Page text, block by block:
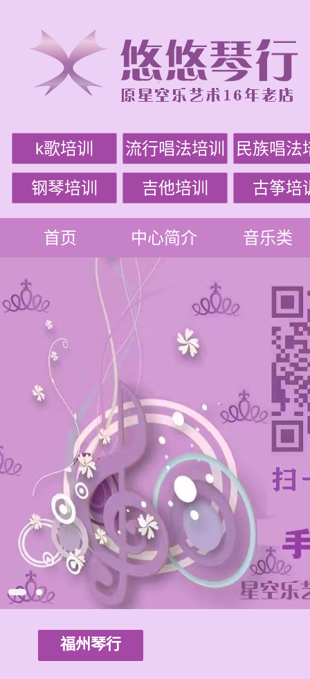
k歌培训 流行唱法培训 民族唱法
钢琴培训 吉他培训 古筝培
首页 中心简介 音乐类
福州琴行